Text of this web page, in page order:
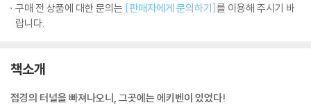
구매 전 상품에 대한 문의는 [판매자에게 문의하기]를 이용해 주시기 바
랍니다.
책소개
접경의 터널을 빠져나오니, 그곳에는 에키벤이 있었다!